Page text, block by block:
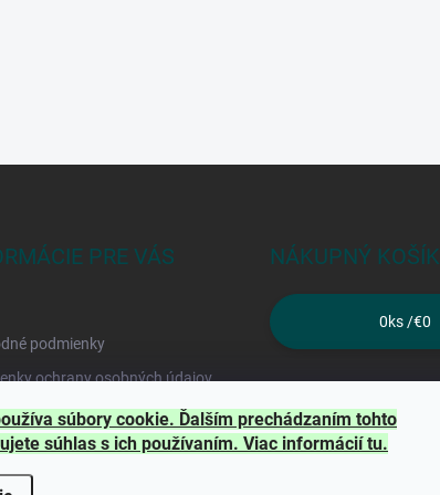
súbory cookie. Ďalším prechádzaním tohto
súhlas s ich používaním. Viac informáciítu.
PRE VÁS
podmienky
ochrany osobných údajov
NÁKUPNÝ KOŠÍK
0ks /€0